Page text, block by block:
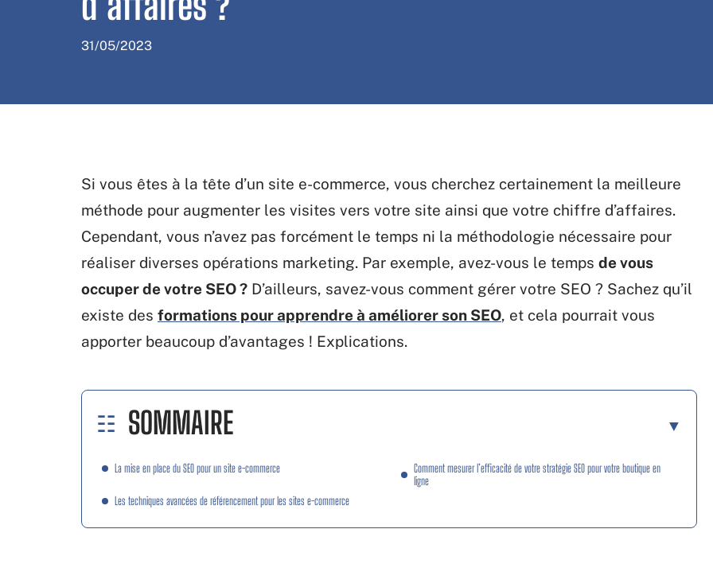
31/05/2023
Si vous êtes à la tête d’un site e-commerce, vous cherchez certainement la meilleure
méthode pour augmenter les visites vers votre site ainsi que votre chiffre d’affaires.
Cependant, vous n’avez pas forcément le temps ni la méthodologie nécessaire pour
réaliser diverses opérations marketing. Par exemple, avez-vous le temps de vous
occuper de votre SEO ? D’ailleurs, savez-vous comment gérer votre SEO ? Sachez qu’il
existe des formations pour apprendre à améliorer son SEO, et cela pourrait vous
apporter beaucoup d’avantages ! Explications.
SOMMAIRE
La mise en place du SEO pour un site e-commerce
Les techniques avancées de référencement pour les sites e-commerce
Comment mesurer l’efficacité de votre stratégie SEO pour votre boutique en
ligne